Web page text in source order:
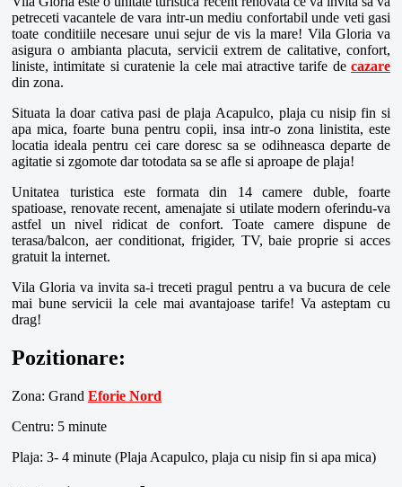
petreceti vacantele de vara intr-un mediu confortabil unde veti gasi
toate conditiile necesare unui sejur de vis la mare! Vila Gloria va
asigura o ambianta placuta, servicii extrem de calitative, confort,
liniste, intimitate si curatenie la cele mai atractive tarife de cazare
din zona.
Situata la doar cativa pasi de plaja Acapulco, plaja cu nisip fin si
apa mica, foarte buna pentru copii, insa intr-o zona linistita, este
locatia ideala pentru cei care doresc sa se odihneasca departe de
agitatie si zgomote dar totodata sa se afle si aproape de plaja!
Unitatea turistica este formata din 14 camere duble, foarte
spatioase, renovate recent, amenajate si utilate modern oferindu-va
astfel un nivel ridicat de confort. Toate camere dispune de
terasa/balcon, aer conditionat, frigider, TV, baie proprie si acces
gratuit la internet.
Vila Gloria va invita sa-i treceti pragul pentru a va bucura de cele
mai bune servicii la cele mai avantajoase tarife! Va asteptam cu
drag!
Pozitionare:
Zona: Grand Eforie Nord
Centru: 5 minute
Plaja: 3- 4 minute (Plaja Acapulco, plaja cu nisip fin si apa mica)